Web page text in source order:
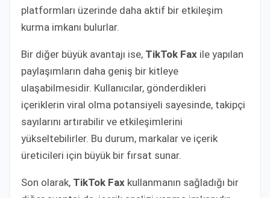
platformları üzerinde daha aktif bir etkileşim
kurma imkanı bulurlar.
Bir diğer büyük avantajı ise, TikTok Fax ile yapılan
paylaşımların daha geniş bir kitleye
ulaşabilmesidir. Kullanıcılar, gönderdikleri
içeriklerin viral olma potansiyeli sayesinde, takipçi
sayılarını artırabilir ve etkileşimlerini
yükseltebilirler. Bu durum, markalar ve içerik
üreticileri için büyük bir fırsat sunar.
Son olarak, TikTok Fax kullanmanın sağladığı bir